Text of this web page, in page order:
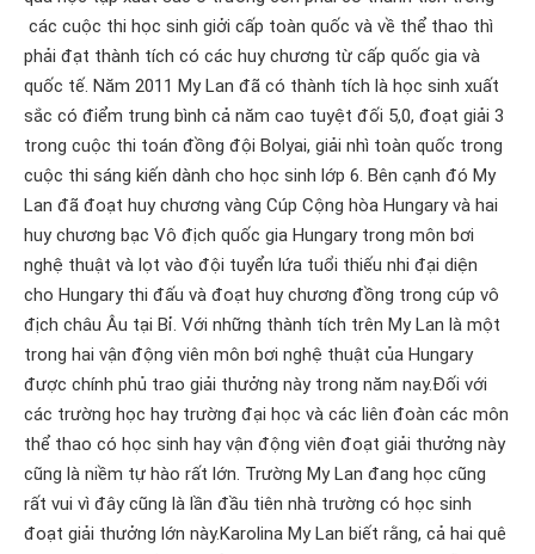
các cuộc thi học sinh giởi cấp toàn quốc và về thể thao thì
phải đạt thành tích có các huy chương từ cấp quốc gia và
quốc tế. Năm 2011 My Lan đã có thành tích là học sinh xuất
sắc có điểm trung bình cả năm cao tuyệt đối 5,0, đoạt giải 3
trong cuộc thi toán đồng đội Bolyai, giải nhì toàn quốc trong
cuộc thi sáng kiến dành cho học sinh lớp 6. Bên cạnh đó My
Lan đã đoạt huy chương vàng Cúp Cộng hòa Hungary và hai
huy chương bạc Vô địch quốc gia Hungary trong môn bơi
nghệ thuật và lọt vào đội tuyển lứa tuổi thiếu nhi đại diện
cho Hungary thi đấu và đoạt huy chương đồng trong cúp vô
địch châu Âu tại Bỉ. Với những thành tích trên My Lan là một
trong hai vận động viên môn bơi nghệ thuật của Hungary
được chính phủ trao giải thưởng này trong năm nay.Đối với
các trường học hay trường đại học và các liên đoàn các môn
thể thao có học sinh hay vận động viên đoạt giải thưởng này
cũng là niềm tự hào rất lớn. Trường My Lan đang học cũng
rất vui vì đây cũng là lần đầu tiên nhà trường có học sinh
đoạt giải thưởng lớn này.Karolina My Lan biết rằng, cả hai quê